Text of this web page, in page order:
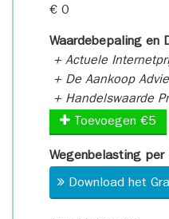
€ 0
Waardebepaling en
+ Actuele
+ De Aankoop
+ Handelswaarde
Toevoegen €5
Wegenbelasting per
Download het